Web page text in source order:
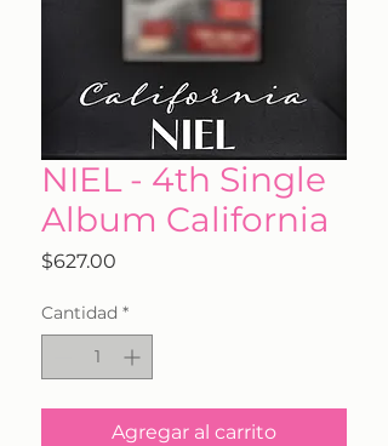
NIEL - 4th Single
Album California
$627.00
Cantidad *
Agregar al carrito